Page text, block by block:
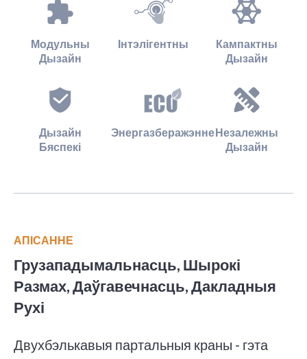
Модульны
Дызайн
Інтэлігентны
Кампактны
Дызайн
Дызайн
Бяспекі
ЭнергазберажэннеНезалежны
Дызайн
АПІСАННЕ
Грузападымальнасць, Шырокі
Размах, Даўгавечнасць, Дакладныя
Рухі
Двухбэлькавыя партальныя краны - гэта